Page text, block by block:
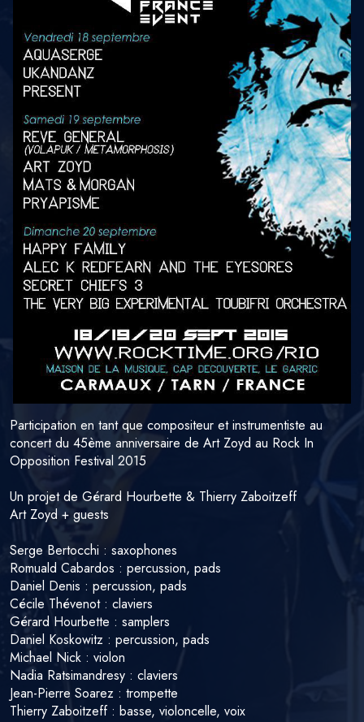
Participation en tant que compositeur et instrumentiste au
concert du 45ème anniversaire de Art Zoyd au Rock In
Opposition Festival 2015
Un projet de Gérard Hourbette & Thierry Zaboitzeff
Art Zoyd + guests
Serge Bertocchi : saxophones
Romuald Cabardos : percussion, pads
Daniel Denis : percussion, pads
Cécile Thévenot : claviers
Gérard Hourbette : samplers
Daniel Koskowitz : percussion, pads
Michael Nick : violon
Nadia Ratsimandresy : claviers
Jean-Pierre Soarez : trompette
Thierry Zaboitzeff : basse, violoncelle, voix